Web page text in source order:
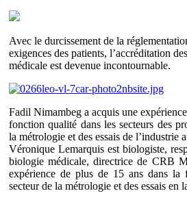
Avec le durcissement de la
exigences des patients, l’accréditation
médicale est devenue incontournable.
Fadil Nimambeg a acquis une
fonction qualité dans les secteurs des
la métrologie et des essais de l’industrie
Véronique Lemarquis est biologiste,
biologie médicale, directrice de CRB
expérience de plus de 15 ans dans la
secteur de la métrologie et des essais en